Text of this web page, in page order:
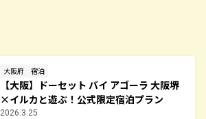
大阪府 宿泊
【大阪】ドーセット バイ アゴーラ 大阪堺
×イルカと遊ぶ！公式限定宿泊プラン
2026.3.25